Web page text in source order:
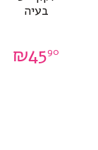
בעיה
₪4590